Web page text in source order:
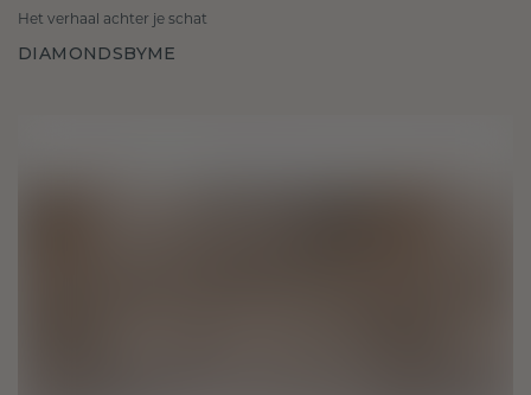
Het verhaal achter je schat
DIAMONDSBYME